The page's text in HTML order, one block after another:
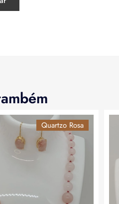
Quartzo Rosa